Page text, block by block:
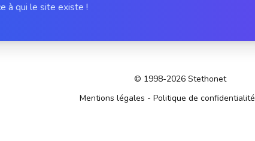
à qui le site existe !
© 1998-2026 Stethonet
Mentions légales - Politique de confidentialité